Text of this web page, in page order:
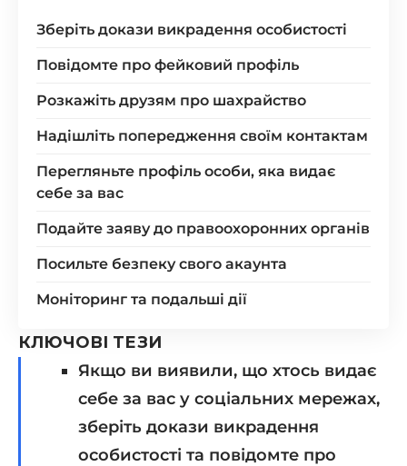
Зберіть докази викрадення особистості
Повідомте про фейковий профіль
Розкажіть друзям про шахрайство
Надішліть попередження своїм контактам
Перегляньте профіль особи, яка видає
себе за вас
Подайте заяву до правоохоронних органів
Посильте безпеку свого акаунта
Моніторинг та подальші дії
КЛЮЧОВІ ТЕЗИ
Якщо ви виявили, що хтось видає
себе за вас у соціальних мережах,
зберіть докази викрадення
особистості та повідомте про